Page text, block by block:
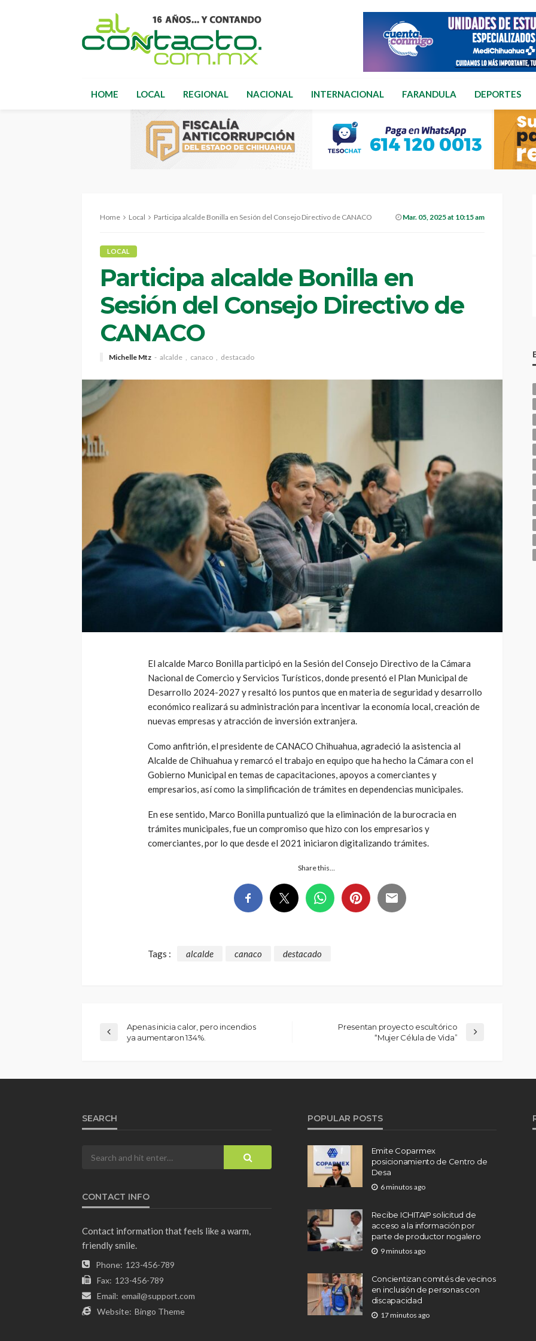
HOME LOCAL REGIONAL NACIONAL INTERNACIONAL FARANDULA DEPORTES
Home Local Participa alcalde Bonilla en Sesión del Consejo Directivo de CANACO Mar. 05, 2025 at 10:15 am
LOCAL
Participa alcalde Bonilla en
Sesión del Consejo Directivo de
CANACO
Michelle Mtz alcalde canaco destacado
El alcalde Marco Bonilla participó en la Sesión del Consejo Directivo de la Cámara
Nacional de Comercio y Servicios Turísticos, donde presentó el Plan Municipal de
Desarrollo 2024-2027 y resaltó los puntos que en materia de seguridad y desarrollo
económico realizará su administración para incentivar la economía local, creación de
nuevas empresas y atracción de inversión extranjera.
Como anfitrión, el presidente de CANACO Chihuahua, agradeció la asistencia al
Alcalde de Chihuahua y remarcó el trabajo en equipo que ha hecho la Cámara con el
Gobierno Municipal en temas de capacitaciones, apoyos a comerciantes y
empresarios, así como la simplificación de trámites en dependencias municipales.
En ese sentido, Marco Bonilla puntualizó que la eliminación de la burocracia en
trámites municipales, fue un compromiso que hizo con los empresarios y
comerciantes, por lo que desde el 2021 iniciaron digitalizando trámites.
Share this…
Tags : alcalde canaco destacado
Apenas inicia calor, pero incendios
ya aumentaron 134%.
Presentan proyecto escultórico
“Mujer Célula de Vida”
SEARCH
CONTACT INFO
Contact information that feels like a warm,
friendly smile.
Phone: 123-456-789
Fax: 123-456-789
Email: email@support.com
Website: Bingo Theme
POPULAR POSTS
Emite Coparmex
posicionamiento de Centro de
Desa
6 minutos ago
Recibe ICHITAIP solicitud de
acceso a la información por
parte de productor nogalero
9 minutos ago
Concientizan comités de vecinos
en inclusión de personas con
discapacidad
17 minutos ago